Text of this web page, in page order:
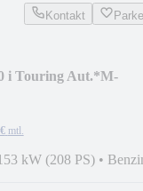
Kontakt
i Touring Aut.*M-
mtl.
kW (208 PS) •